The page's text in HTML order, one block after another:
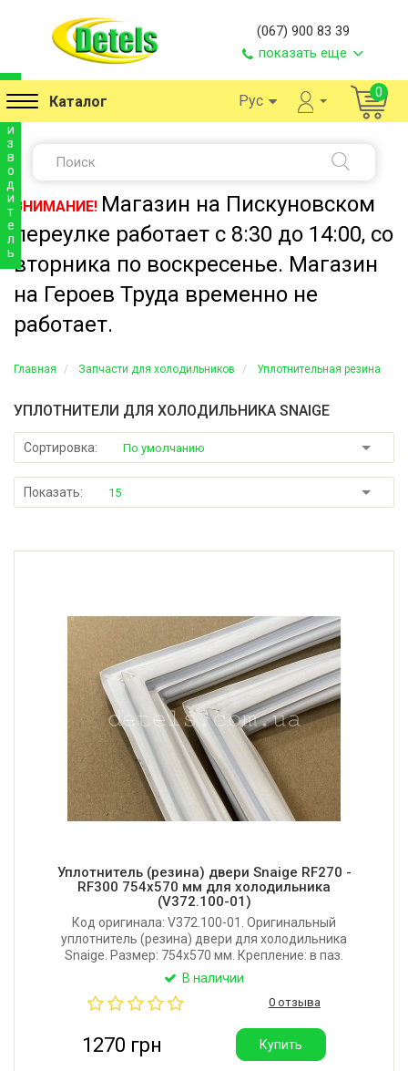
(067) 900 83 39
показать еще
Каталог Рус 0
ВНИМАНИЕ! Магазин на Пискуновском
переулке работает с 8:30 до 14:00, со
вторника по воскресенье. Магазин
на Героев Труда временно не
работает.
Главная Запчасти для холодильников Уплотнительная резина
УПЛОТНИТЕЛИ ДЛЯ ХОЛОДИЛЬНИКА SNAIGE
Сортировка: По умолчанию
Показать: 15
р
и
з
в
о
д
и
т
е
л
ь
Уплотнитель (резина) двери Snaige RF270 -
RF300 754x570 мм для холодильника
(V372.100-01)
Код оригинала: V372.100-01. Оригинальный
уплотнитель (резина) двери для холодильника
Snaige. Размер: 754x570 мм. Крепление: в паз.
Производитель: Литва.
В наличии
0 отзыва
1270 грн Купить